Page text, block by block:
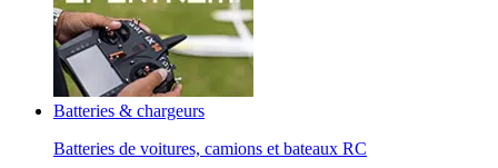
Batteries & chargeurs
Batteries de voitures, camions et bateaux RC